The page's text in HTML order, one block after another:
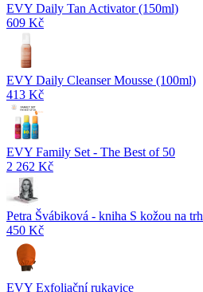
EVY Daily Tan Activator (150ml)
609 Kč
EVY Daily Cleanser Mousse (100ml)
413 Kč
EVY Family Set - The Best of 50
2 262 Kč
Petra Švábiková - kniha S kožou na trh
450 Kč
EVY Exfoliační rukavice